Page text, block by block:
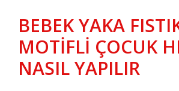
BEBEK YAKA
MOTİFLİ ÇOCUK
NASIL YAPILIR